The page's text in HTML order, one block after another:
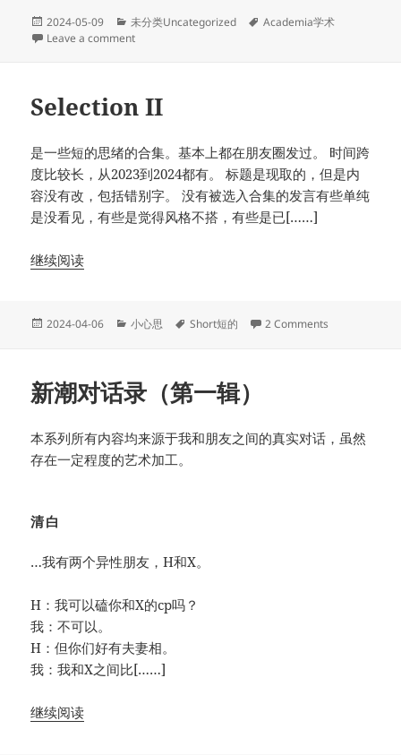
Posted
on
2024-05-09 Categories
未分类Uncategorized Tags
Academia学术
Leave a commenton My Undergraduate Honor Thesis/我的荣誉学士学
Selection II
是一些短的思绪的合集。基本上都在朋友圈发过。 时间跨
度比较长，从2023到2024都有。 标题是现取的，但是内
容没有改，包括错别字。 没有被选入合集的发言有些单纯
是没看见，有些是觉得风格不搭，有些是已[……]
继续阅读
Posted
2024-04-06 Categories
小心思 Tags
Short短的 2 Comments
新潮对话录（第一辑）
本系列所有内容均来源于我和朋友之间的真实对话，虽然
存在一定程度的艺术加工。
清白
…我有两个异性朋友，H和X。
H：我可以磕你和X的cp吗？
我：不可以。
H：但你们好有夫妻相。
我：我和X之间比[……]
继续阅读